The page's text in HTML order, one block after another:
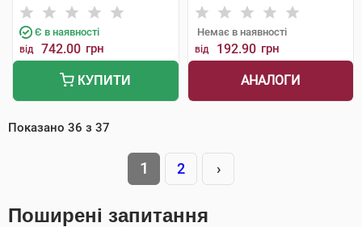
Є в наявності
від 742.00 грн
КУПИТИ
Немає в наявності
від 192.90 грн
АНАЛОГИ
Показано 36 з 37
1 2 ›
Поширені запитання